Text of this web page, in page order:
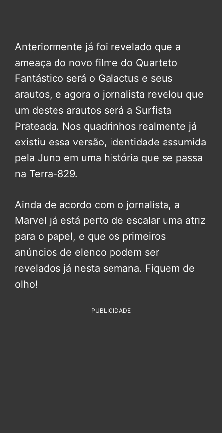
Anteriormente já foi revelado que a
ameaça do novo filme do Quarteto
Fantástico será o Galactus e seus
arautos, e agora o jornalista revelou que
um destes arautos será a Surfista
Prateada. Nos quadrinhos realmente já
existiu essa versão, identidade assumida
pela Juno em uma história que se passa
na Terra-829.
Ainda de acordo com o jornalista, a
Marvel já está perto de escalar uma atriz
para o papel, e que os primeiros
anúncios de elenco podem ser
revelados já nesta semana. Fiquem de
olho!
PUBLICIDADE